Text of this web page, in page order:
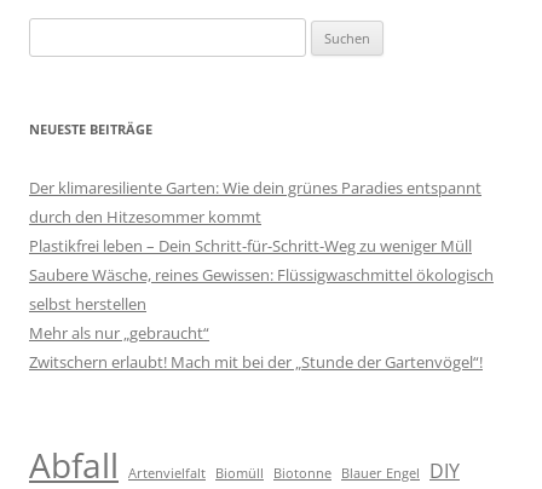
nach:
NEUESTE BEITRÄGE
Der klimaresiliente Garten: Wie dein grünes Paradies entspannt
durch den Hitzesommer kommt
Plastikfrei leben – Dein Schritt-für-Schritt-Weg zu weniger Müll
Saubere Wäsche, reines Gewissen: Flüssigwaschmittel ökologisch
selbst herstellen
Mehr als nur „gebraucht“
Zwitschern erlaubt! Mach mit bei der „Stunde der Gartenvögel“!
Abfall Artenvielfalt Biomüll Biotonne Blauer Engel
DIY